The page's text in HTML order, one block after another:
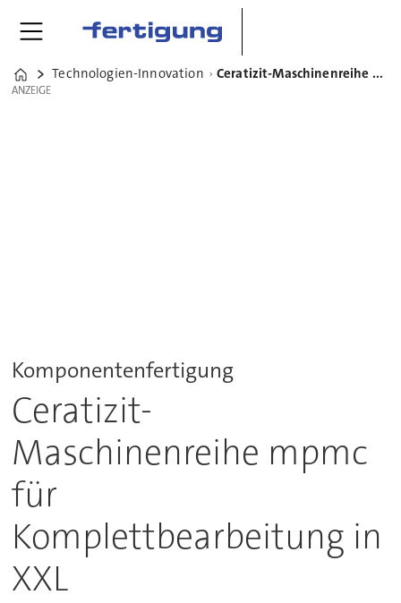
Home
Technologien-Innovation Ceratizit-Maschinenreihe mpmc für Komplettbearbeitung in XXL
ANZEIGE
ANZEIGE
Komponentenfertigung
Ceratizit-
Maschinenreihe mpmc
für
Komplettbearbeitung in
XXL